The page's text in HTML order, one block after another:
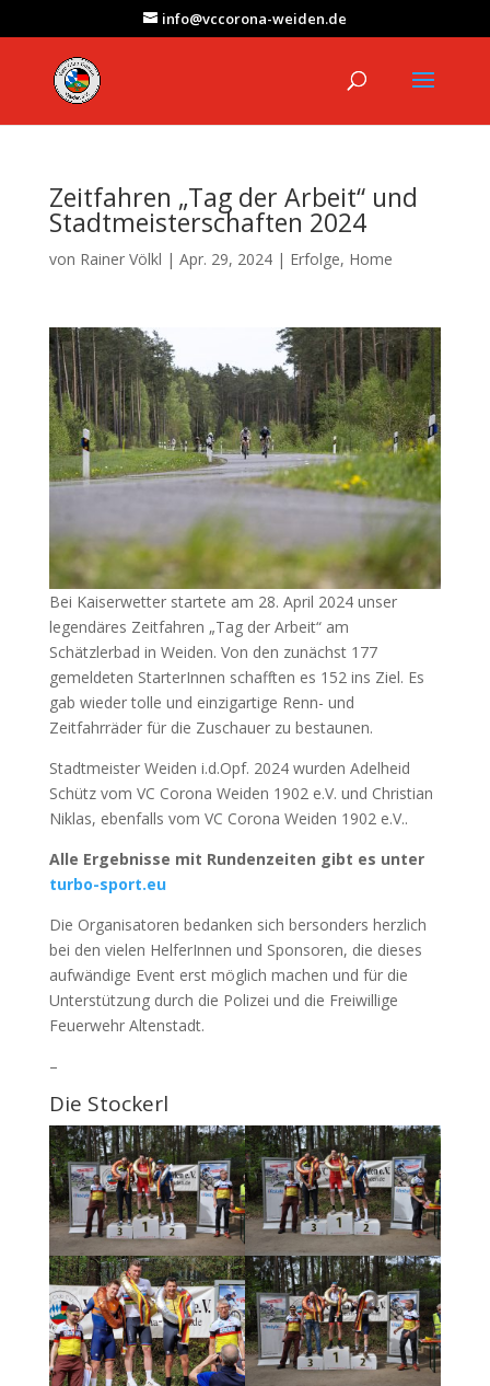
info@vccorona-weiden.de
Zeitfahren „Tag der Arbeit“ und
Stadtmeisterschaften 2024
von Rainer Völkl | Apr. 29, 2024| Erfolge, Home
Bei Kaiserwetter startete am 28. April 2024 unser
legendäres Zeitfahren „Tag der Arbeit“ am
Schätzlerbad in Weiden. Von den zunächst 177
gemeldeten StarterInnen schafften es 152 ins Ziel. Es
gab wieder tolle und einzigartige Renn- und
Zeitfahrräder für die Zuschauer zu bestaunen.
Stadtmeister Weiden i.d.Opf. 2024 wurden Adelheid
Schütz vom VC Corona Weiden 1902 e.V. und Christian
Niklas, ebenfalls vom VC Corona Weiden 1902 e.V..
Alle Ergebnisse mit Rundenzeiten gibt es unter
turbo-sport.eu
Die Organisatoren bedanken sich bersonders herzlich
bei den vielen HelferInnen und Sponsoren, die dieses
aufwändige Event erst möglich machen und für die
Unterstützung durch die Polizei und die Freiwillige
Feuerwehr Altenstadt.
–
Die Stockerl